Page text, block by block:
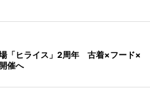
「ヒライス」2周年 古着×フード×
催へ